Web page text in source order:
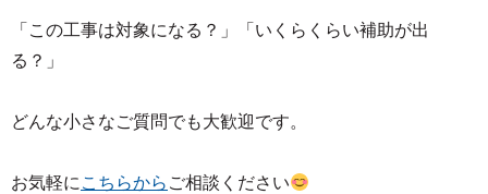
「この工事は対象になる？」「いくらくらい補助が出
る？」
どんな小さなご質問でも大歓迎です。
お気軽にこちらから ご相談ください